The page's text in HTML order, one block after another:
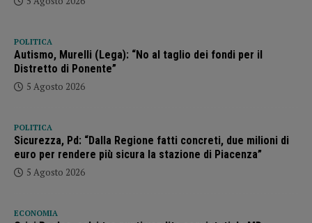
POLITICA
Autismo, Murelli (Lega): “No al taglio dei fondi per il
Distretto di Ponente”
5 Agosto 2026
POLITICA
Sicurezza, Pd: “Dalla Regione fatti concreti, due milioni di
euro per rendere più sicura la stazione di Piacenza”
5 Agosto 2026
ECONOMIA